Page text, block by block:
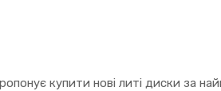
купити нові литі диски за